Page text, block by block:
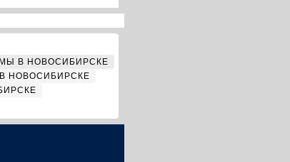
В НОВОСИБИРСКЕ
НОВОСИБИРСКЕ